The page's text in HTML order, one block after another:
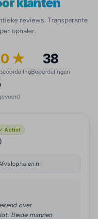
klanten
reviews. Transparante
ophaler.
★ 38
Beoordelingen
Actief
over
Beide mannen